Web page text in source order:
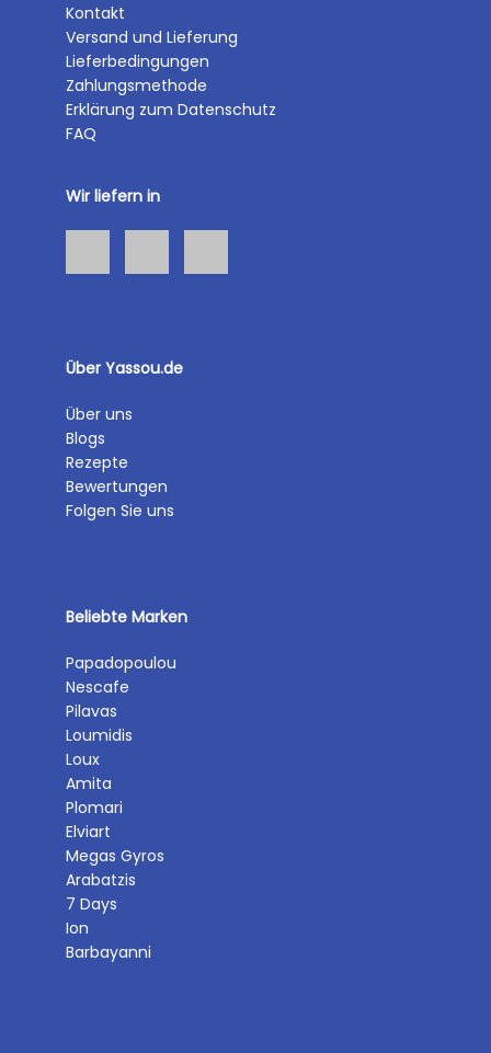
Kontakt
Versand und Lieferung
Lieferbedingungen
Zahlungsmethode
Erklärung zum Datenschutz
FAQ
Wir liefern in
Über Yassou.de
Über uns
Blogs
Rezepte
Bewertungen
Folgen Sie uns
Beliebte Marken
Papadopoulou
Nescafe
Pilavas
Loumidis
Loux
Amita
Plomari
Elviart
Megas Gyros
Arabatzis
7 Days
Ion
Barbayanni